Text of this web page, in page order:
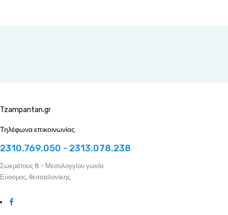
Tzampantan.gr
Τηλέφωνα επικοινωνίας
2310.769.050 - 2313.078.238
Σωκράτους 8 - Μεσολογγίου γωνία
Εύοσμος, θεσσαλονίκης.